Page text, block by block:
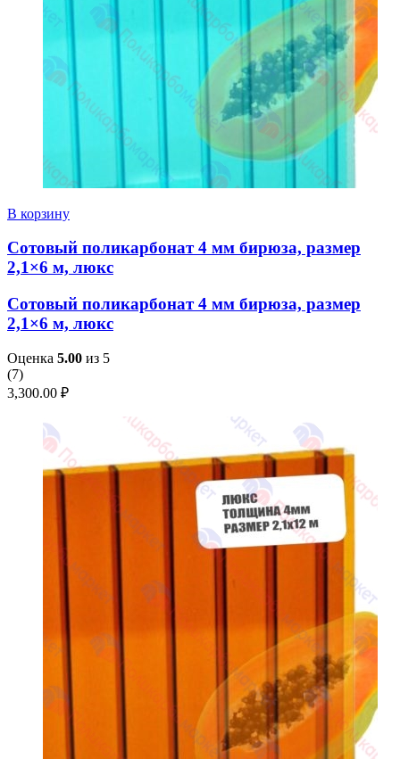
В корзину
Сотовый поликарбонат 4 мм бирюза, размер
2,1×6 м, люкс
Сотовый поликарбонат 4 мм бирюза, размер
2,1×6 м, люкс
Оценка 5.00 из 5
(7)
3,300.00 ₽